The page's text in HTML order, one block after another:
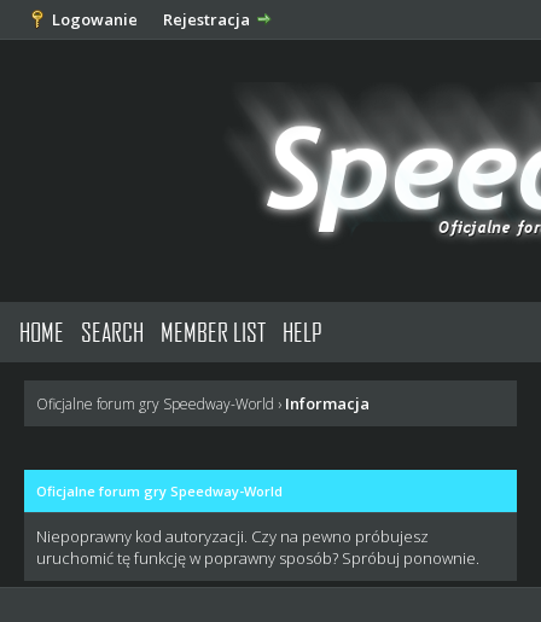
Logowanie Rejestracja
HOME SEARCH MEMBER LIST HELP
Oficjalne forum gry Speedway-World › Informacja
Oficjalne forum gry Speedway-World
Niepoprawny kod autoryzacji. Czy na pewno próbujesz
uruchomić tę funkcję w poprawny sposób? Spróbuj ponownie.